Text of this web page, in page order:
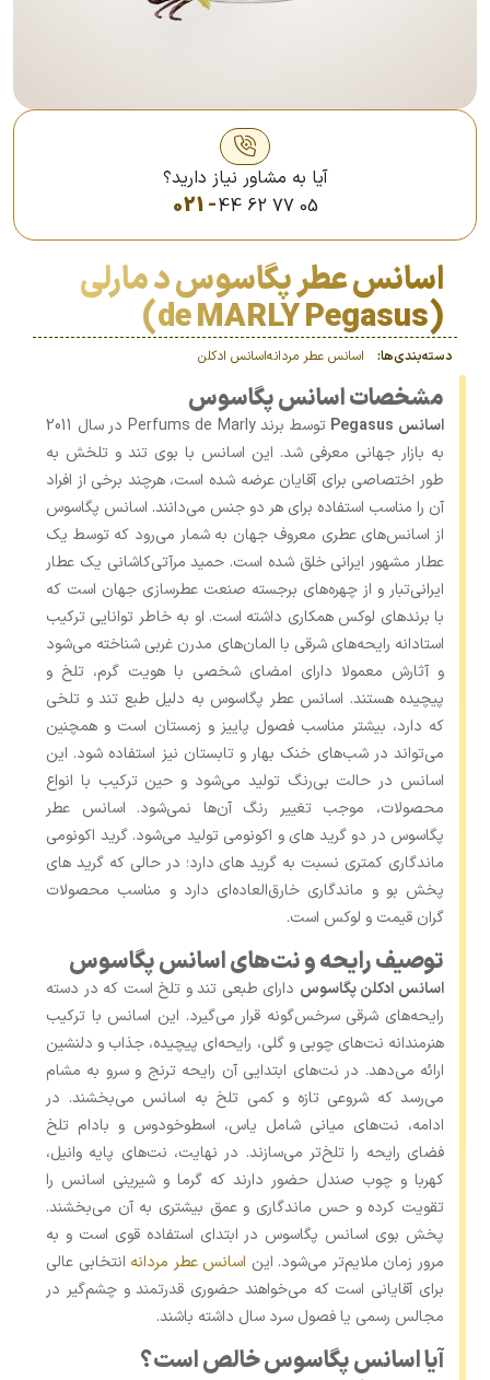
آیا به مشاور نیاز دارید؟
021 -44 62 77 05
اسانس عطر پگاسوس د مارلی
(de MARLY Pegasus)
دسته‌بندی‌ها: اسانس عطر مردانهاسانس‌ ادکلن
مشخصات اسانس پگاسوس
اسانس Pegasus
توسط برند Perfums de Marly در سال 2011
به بازار جهانی معرفی شد. این اسانس با بوی تند و تلخش به
طور اختصاصی برای آقایان عرضه شده است، هرچند برخی از افراد
آن را مناسب استفاده برای هر دو جنس می‌دانند. اسانس پگاسوس
از اسانس‌های عطری معروف جهان به شمار می‌رود که توسط یک
عطار مشهور ایرانی خلق شده است. حمید مرآتی‌کاشانی یک عطار
ایرانی‌تبار و از چهره‌های برجسته صنعت عطرسازی جهان است که
با برندهای لوکس همکاری داشته است. او به خاطر توانایی ترکیب
استادانه رایحه‌های شرقی با المان‌های مدرن غربی شناخته می‌شود
و آثارش معمولا دارای امضای شخصی با هویت گرم، تلخ و
پیچیده هستند. اسانس عطر پگاسوس به دلیل طبع تند و تلخی
که دارد، بیشتر مناسب فصول پاییز و زمستان است و همچنین
می‌تواند در شب‌های خنک بهار و تابستان نیز استفاده شود. این
اسانس در حالت بی‌رنگ تولید می‌شود و حین ترکیب با انواع
محصولات، موجب تغییر رنگ آن‌ها نمی‌شود. اسانس عطر
پگاسوس در دو گرید های و اکونومی تولید می‌شود. گرید اکونومی
ماندگاری کمتری نسبت به گرید های دارد؛ در حالی که گرید های
پخش بو و ماندگاری خارق‌العاده‌ای دارد و مناسب محصولات
گران قیمت و لوکس است.
توصیف رایحه و نت‌های اسانس پگاسوس
اسانس ادکلن پگاسوس دارای طبعی تند و تلخ است که در دسته
رایحه‌های شرقی سرخس‌گونه قرار می‌گیرد. این اسانس با ترکیب
هنرمندانه نت‌های چوبی و گلی، رایحه‌ای پیچیده، جذاب و دلنشین
ارائه می‌دهد. در نت‌های ابتدایی آن رایحه ترنج و سرو به مشام
می‌رسد که شروعی تازه و کمی تلخ به اسانس می‌بخشند. در
ادامه، نت‌های میانی شامل یاس، اسطوخودوس و بادام تلخ
فضای رایحه را تلخ‌تر می‌سازند. در نهایت، نت‌های پایه وانیل،
کهربا و چوب صندل حضور دارند که گرما و شیرینی اسانس را
تقویت کرده و حس ماندگاری و عمق بیشتری به آن می‌بخشند.
پخش بوی اسانس پگاسوس در ابتدای استفاده قوی است و به
مرور زمان ملایم‌تر می‌شود. این اسانس عطر مردانه انتخابی عالی
برای آقایانی است که می‌خواهند حضوری قدرتمند و چشم‌گیر در
مجالس رسمی یا فصول سرد سال داشته باشند.
آیا اسانس پگاسوس خالص است؟